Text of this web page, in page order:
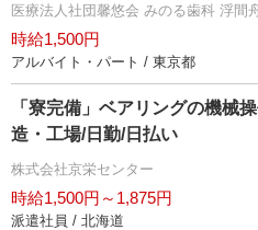
医療法人社団馨悠会 みのる歯科 浮間
時給1,500円
アルバイト・パート / 東京都
「寮完備」ベアリングの機械
造・工場/日勤/日払い
株式会社京栄センター
時給1,500円～1,875円
派遣社員 / 北海道